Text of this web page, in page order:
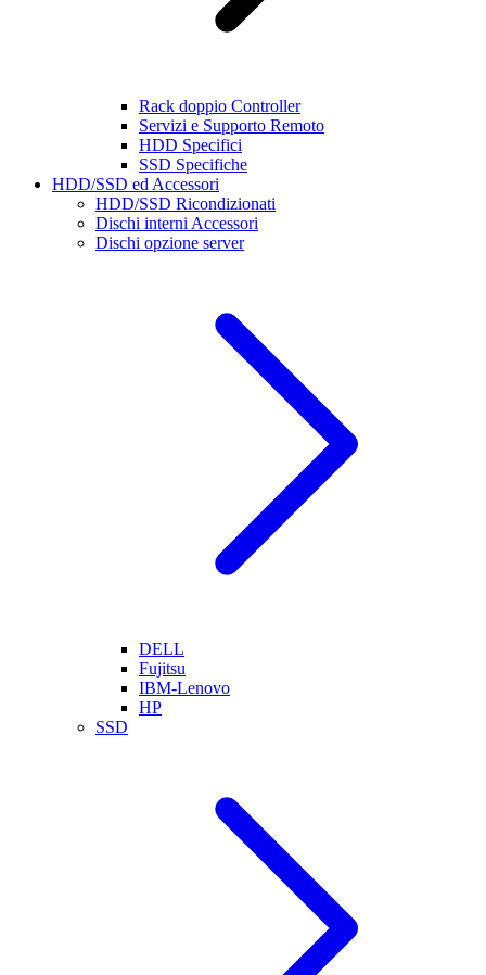
Rack doppio Controller
Servizi e Supporto Remoto
HDD Specifici
SSD Specifiche
HDD/SSD ed Accessori
HDD/SSD Ricondizionati
Dischi interni Accessori
Dischi opzione server
DELL
Fujitsu
IBM-Lenovo
HP
SSD